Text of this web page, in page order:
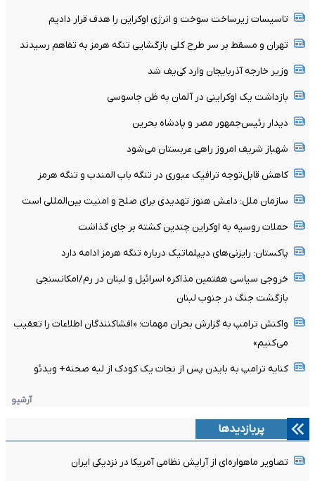
تاسیسات زیرساخت سوخت و انرژی اوکراین را هدف قرار دادیم
تهران و مسقط بر سر طرح کلی بازگشایی تنگه هرمز به تفاهم رسیدند
وزیر خارجه آذربایجان وارد کی‌یف شد
بازداشت یک اوکراینی در آلمان به ظن جاسوسی
دیدار رئیس‌جمهور مصر و پادشاه بحرین
شهباز شریف امروز راهی عربستان می‌شود
کاهش قابل‌توجه ترافیک عبوری در تنگه باب المندب و تنگه هرمز
سازمان ملل: داعش هنوز تهدیدی برای صلح و امنیت بین‌المللی است
حملات روسیه به اوکراین چندین کشته بر جای گذاشت
پاکستان: رایزنی‌های دیپلماتیک درباره تنگه هرمز ادامه دارد
خروجی سیاسی هفتمین مذاکره اسرائیل و لبنان در رم/امکانسنجی
بازگشت جنگ در جنوب لبنان
واکنش ترامپ به گزارش بحران مهمات؛ «افشاکنندگان اطلاعات را تعقیب
می‌کنیم»
کنایه ترامپ به بایدن پس از نجات یک کودک از لبه صحنه+ ویدئو
آرشیو
پربازدیدها
تصاویر ماهواره‌ای از آرایش نظامی آمریکا در نزدیکی ایران